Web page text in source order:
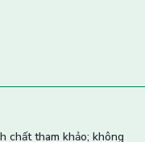
chất tham khảo; không